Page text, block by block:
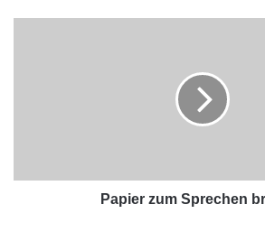
Papier zum Sprechen